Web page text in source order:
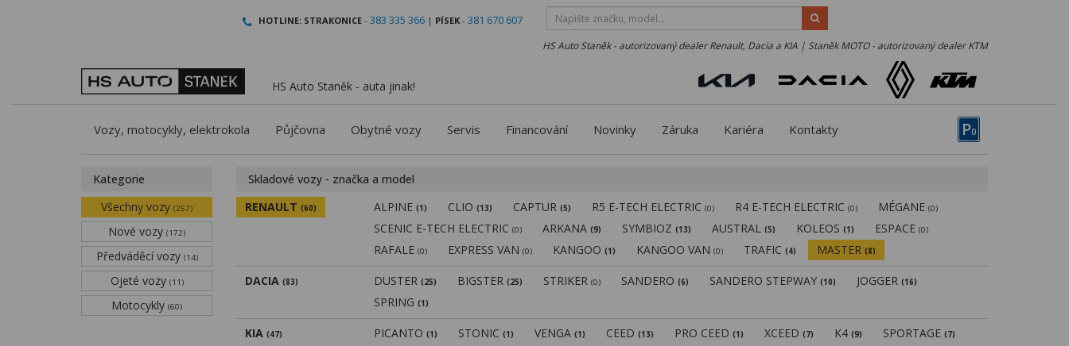
HOTLINE: STRAKONICE - 383 335 366 | PÍSEK - 381 670 607
HS Auto Staněk - autorizovaný dealer Renault, Dacia a KIA | Staněk MOTO - autorizovaný dealer KTM
HS Auto Staněk - auta jinak!
P0
Vozy, motocykly, elektrokola Půjčovna Obytné vozy Servis Financování Novinky Záruka Kariéra Kontakty
Kategorie
Všechny vozy (257)
Nové vozy (172)
Předváděcí vozy (14)
Ojeté vozy (11)
Motocykly (60)
Skladové vozy - značka a model
RENAULT (60) ALPINE(1) CLIO(13) CAPTUR(5) R5 E-TECH ELECTRIC(0) R4 E-TECH ELECTRIC(0) MÉGANE(0)
SCENIC E-TECH ELECTRIC(0) ARKANA(9) SYMBIOZ(13) AUSTRAL(5) KOLEOS(1) ESPACE(0)
RAFALE(0) EXPRESS VAN(0) KANGOO(1) KANGOO VAN(0) TRAFIC(4) MASTER(8)
DACIA (83) DUSTER(25) BIGSTER(25) STRIKER(0) SANDERO(6) SANDERO STEPWAY(10) JOGGER(16)
SPRING(1)
KIA (47) PICANTO(1) STONIC(1) VENGA(1) CEED(13) PRO CEED(1) XCEED(7) K4(9) SPORTAGE(7)